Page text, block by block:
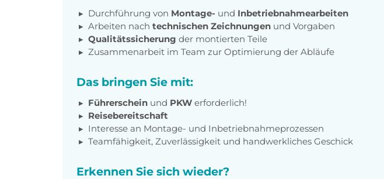
Durchführung von Montage- und Inbetriebnahmearbeiten
Arbeiten nach technischen Zeichnungen und Vorgaben
Qualitätssicherung der montierten Teile
Zusammenarbeit im Team zur Optimierung der Abläufe
Das bringen Sie mit:
Führerschein und PKW erforderlich!
Reisebereitschaft
Interesse an Montage- und Inbetriebnahmeprozessen
Teamfähigkeit, Zuverlässigkeit und handwerkliches Geschick
Erkennen Sie sich wieder?